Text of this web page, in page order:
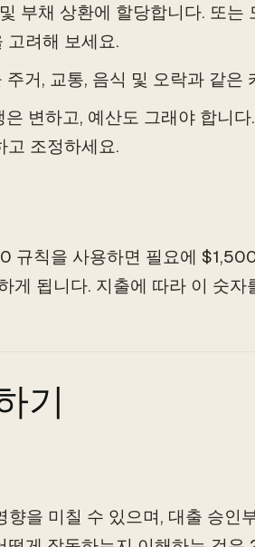
부채 상환에 할당합니다. 또는
고려해 보세요.
주거, 교통, 음식 및 오락과 같은
은 변하고, 예산도 그래야 합니
고 조정하세요.
칙을 사용하면 필요에
게 됩니다. 지출에 따라 이 숫자
기
을 미칠 수 있으며, 대출 승인